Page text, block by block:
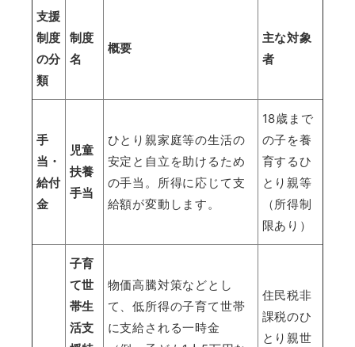
支援
制度
の分
類
制度
名
概要
主な対象
者
手
当・
給付
金
児童
扶養
手当
ひとり親家庭等の生活の
安定と自立を助けるため
の手当。所得に応じて支
給額が変動します。
18歳まで
の子を養
育するひ
とり親等
（所得制
限あり）
子育
て世
帯生
活支
物価高騰対策などとし
て、低所得の子育て世帯
に支給される一時金
住民税非
課税のひ
とり親世